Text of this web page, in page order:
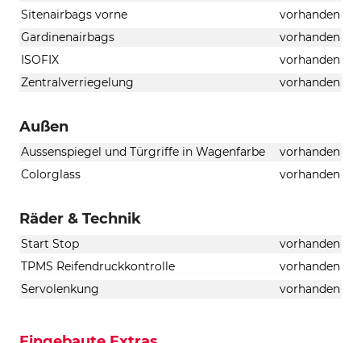
Sitenairbags vorne
vorhanden
Gardinenairbags
vorhanden
ISOFIX
vorhanden
Zentralverriegelung
vorhanden
Außen
Aussenspiegel und Türgriffe in Wagenfarbe
vorhanden
Colorglass
vorhanden
Räder & Technik
Start Stop
vorhanden
TPMS Reifendruckkontrolle
vorhanden
Servolenkung
vorhanden